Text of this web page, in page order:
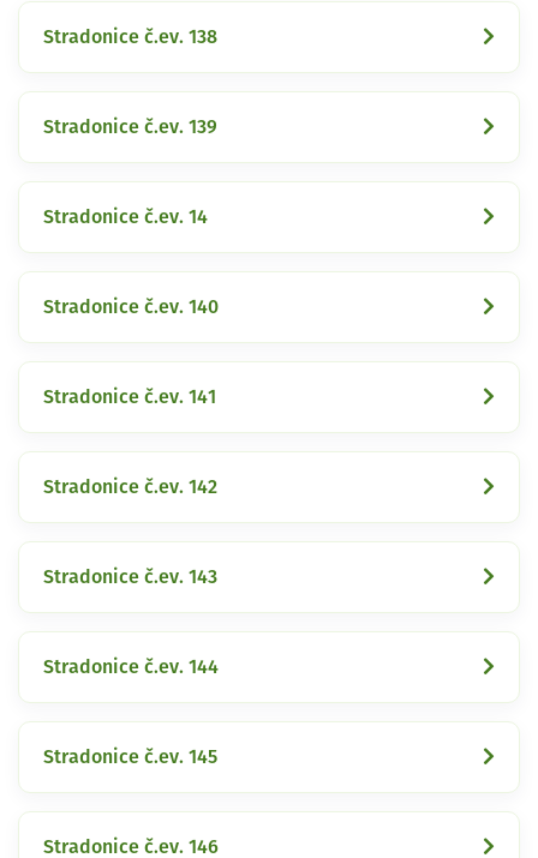
Stradonice č.ev. 138
Stradonice č.ev. 139
Stradonice č.ev. 14
Stradonice č.ev. 140
Stradonice č.ev. 141
Stradonice č.ev. 142
Stradonice č.ev. 143
Stradonice č.ev. 144
Stradonice č.ev. 145
Stradonice č.ev. 146